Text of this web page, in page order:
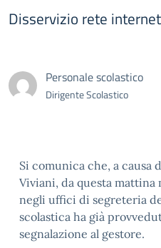
Disservizio rete internet
Personale scolastico
Dirigente Scolastico
Si comunica che, a causa
Viviani, da questa
negli uffici di segreteria
scolastica ha già
segnalazione al gestore.